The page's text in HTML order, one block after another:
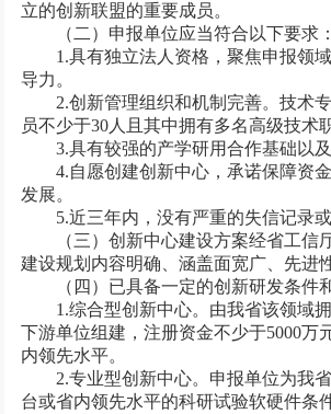
立的创新联盟的重要成员。
（二）申报单位应当符合以下要求
1.具有独立法人资格，聚焦申报领域
导力。
2.创新管理组织和机制完善。技术专
员不少于30人且其中拥有多名高级技术
3.具有较强的产学研用合作基础以及
4.自愿创建创新中心，承诺保障资金
发展。
5.近三年内，没有严重的失信记录
（三）创新中心建设方案经省工信厅
建设规划内容明确、涵盖面宽广、先进
（四）已具备一定的创新研发条件
1.综合型创新中心。由我省该领域拥
下游单位组建，注册资金不少于5000万
内领先水平。
2.专业型创新中心。申报单位为我省
台或省内领先水平的科研试验软硬件条